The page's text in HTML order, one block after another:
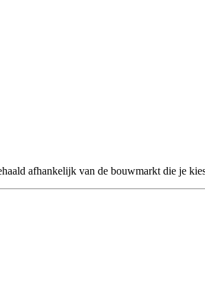
afhankelijk van de bouwmarkt die je